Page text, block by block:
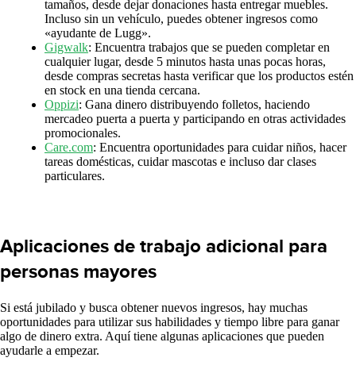
tamaños, desde dejar donaciones hasta entregar muebles.
Incluso sin un vehículo, puedes obtener ingresos como
«ayudante de Lugg».
Gigwalk: Encuentra trabajos que se pueden completar en
cualquier lugar, desde 5 minutos hasta unas pocas horas,
desde compras secretas hasta verificar que los productos estén
en stock en una tienda cercana.
Oppizi: Gana dinero distribuyendo folletos, haciendo
mercadeo puerta a puerta y participando en otras actividades
promocionales.
Care.com: Encuentra oportunidades para cuidar niños, hacer
tareas domésticas, cuidar mascotas e incluso dar clases
particulares.
Aplicaciones de trabajo adicional para
personas mayores
Si está jubilado y busca obtener nuevos ingresos, hay muchas
oportunidades para utilizar sus habilidades y tiempo libre para ganar
algo de dinero extra. Aquí tiene algunas aplicaciones que pueden
ayudarle a empezar.